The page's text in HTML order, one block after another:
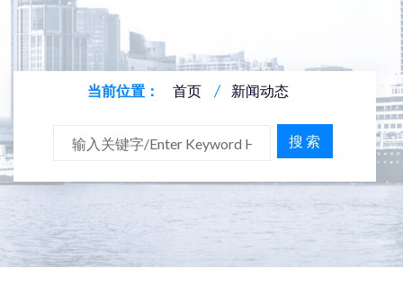
当前位置： 首页 新闻动态
搜 索